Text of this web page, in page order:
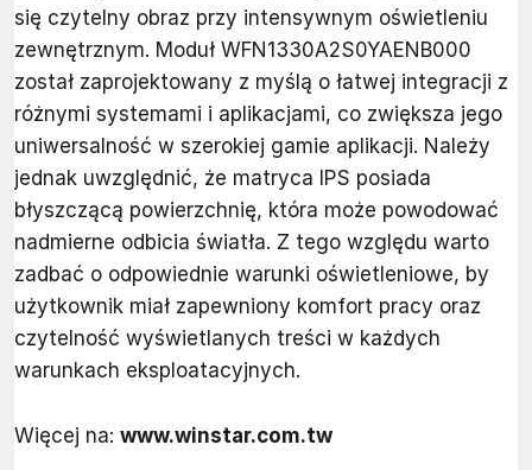
się czytelny obraz przy intensywnym oświetleniu
zewnętrznym. Moduł WFN1330A2S0YAENB000
został zaprojektowany z myślą o łatwej integracji z
różnymi systemami i aplikacjami, co zwiększa jego
uniwersalność w szerokiej gamie aplikacji. Należy
jednak uwzględnić, że matryca IPS posiada
błyszczącą powierzchnię, która może powodować
nadmierne odbicia światła. Z tego względu warto
zadbać o odpowiednie warunki oświetleniowe, by
użytkownik miał zapewniony komfort pracy oraz
czytelność wyświetlanych treści w każdych
warunkach eksploatacyjnych.
Więcej na: www.winstar.com.tw